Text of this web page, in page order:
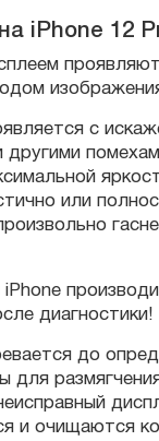
iPhone 12
с
другими
или
диагностики!
до
для
и очищаются